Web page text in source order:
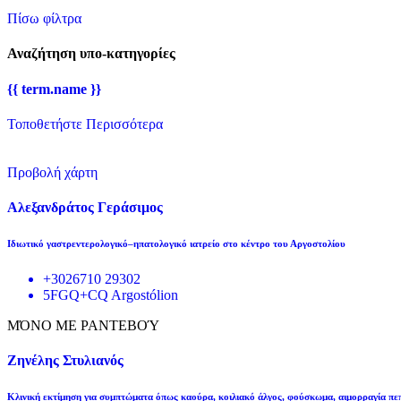
Πίσω φίλτρα
Αναζήτηση υπο-κατηγορίες
{{ term.name }}
Τοποθετήστε Περισσότερα
Προβολή χάρτη
Αλεξανδράτος Γεράσιμος
Ιδιωτικό γαστρεντερολογικό–ηπατολογικό ιατρείο στο κέντρο του Αργοστολίου
+3026710 29302
5FGQ+CQ Argostólion
ΜΌΝΟ ΜΕ ΡΑΝΤΕΒΟΎ
Ζηνέλης Στυλιανός
Κλινική εκτίμηση για συμπτώματα όπως καούρα, κοιλιακό άλγος, φούσκωμα, αιμορραγία